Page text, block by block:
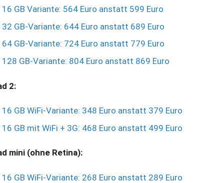
16 GB Variante: 564 Euro anstatt 599 Euro
32 GB-Variante: 644 Euro anstatt 689 Euro
64 GB-Variante: 724 Euro anstatt 779 Euro
128 GB-Variante: 804 Euro anstatt 869 Euro
2:
16 GB WiFi-Variante: 348 Euro anstatt 379 Euro
16 GB mit WiFi + 3G: 468 Euro anstatt 499 Euro
mini (ohne Retina):
16 GB WiFi-Variante: 268 Euro anstatt 289 Euro